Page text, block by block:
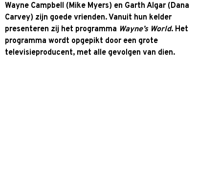
Wayne Campbell (Mike Myers) en Garth Algar (Dana
Carvey) zijn goede vrienden. Vanuit hun kelder
presenteren zij het programma Wayne’s World. Het
programma wordt opgepikt door een grote
televisieproducent, met alle gevolgen van dien.